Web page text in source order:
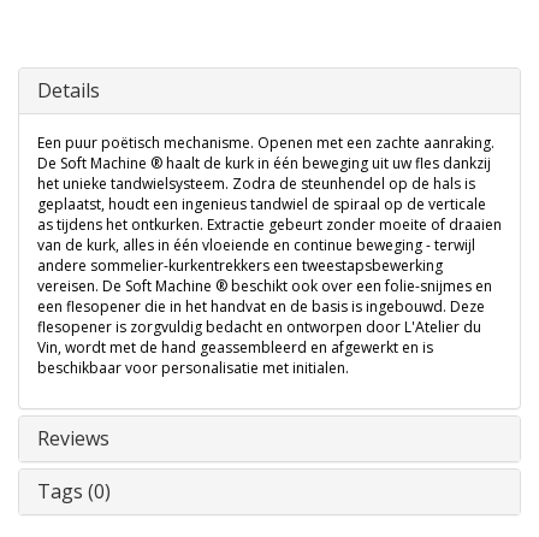
Details
Een puur poëtisch mechanisme. Openen met een zachte aanraking.
De Soft Machine ® haalt de kurk in één beweging uit uw fles dankzij
het unieke tandwielsysteem. Zodra de steunhendel op de hals is
geplaatst, houdt een ingenieus tandwiel de spiraal op de verticale
as tijdens het ontkurken. Extractie gebeurt zonder moeite of draaien
van de kurk, alles in één vloeiende en continue beweging - terwijl
andere sommelier-kurkentrekkers een tweestapsbewerking
vereisen. De Soft Machine ® beschikt ook over een folie-snijmes en
een flesopener die in het handvat en de basis is ingebouwd. Deze
flesopener is zorgvuldig bedacht en ontworpen door L'Atelier du
Vin, wordt met de hand geassembleerd en afgewerkt en is
beschikbaar voor personalisatie met initialen.
Reviews
Tags (0)